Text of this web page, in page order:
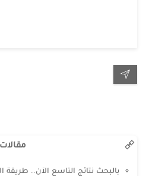
بالبحث نتائج التاسع الآن..